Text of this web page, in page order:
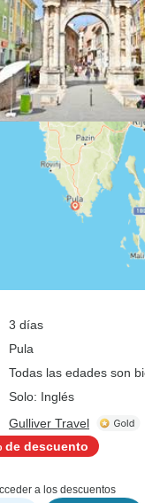
3 días
Pula
Todas las edades son
Solo: Inglés
Gulliver Travel
de descuento
a los descuentos